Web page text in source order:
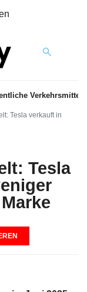
Verkehrsmittel
Tesla verkauft in
Tesla